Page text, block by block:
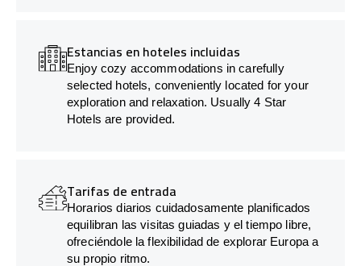
Estancias en hoteles incluidas
Enjoy cozy accommodations in carefully
selected hotels, conveniently located for your
exploration and relaxation. Usually 4 Star
Hotels are provided.
Tarifas de entrada
Horarios diarios cuidadosamente planificados
equilibran las visitas guiadas y el tiempo libre,
ofreciéndole la flexibilidad de explorar Europa a
su propio ritmo.